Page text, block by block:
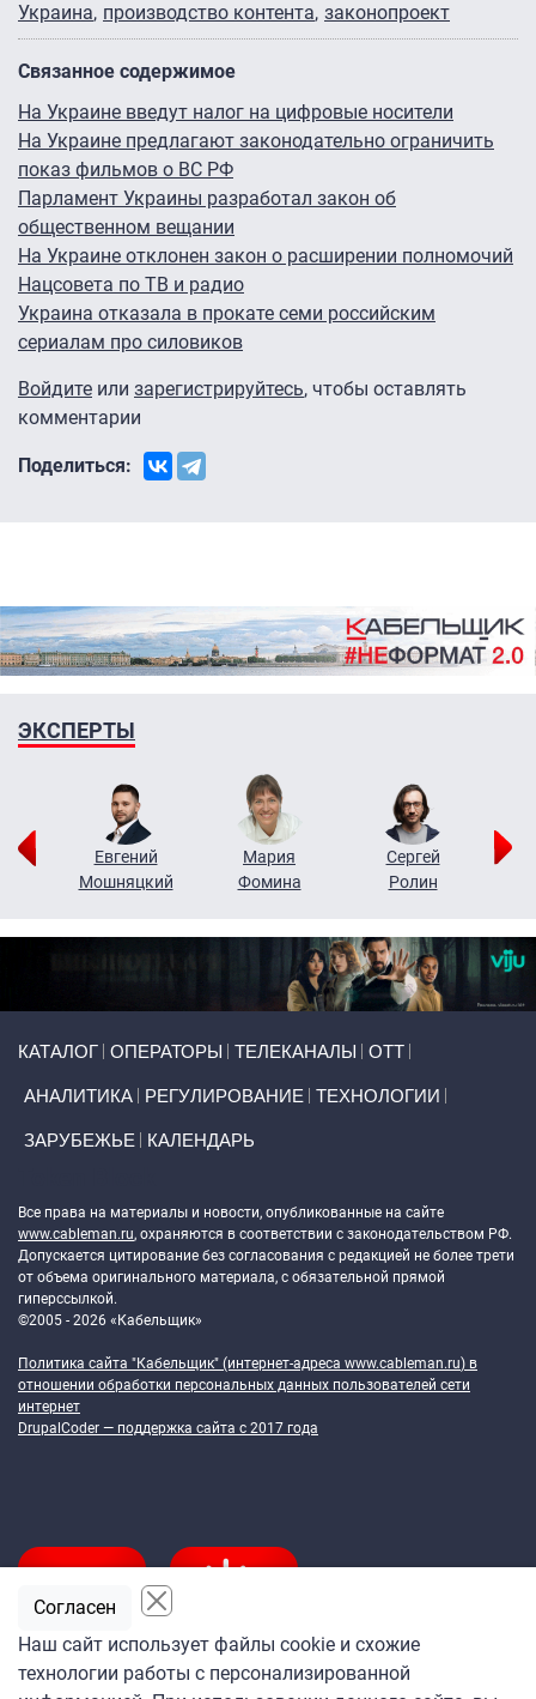
Украина производство контента законопроект
Связанное содержимое
На Украине введут налог на цифровые носители
На Украине предлагают законодательно ограничить
показ фильмов о ВС РФ
Парламент Украины разработал закон об
общественном вещании
На Украине отклонен закон о расширении полномочий
Нацсовета по ТВ и радио
Украина отказала в прокате семи российским
сериалам про силовиков
Войдите или зарегистрируйтесь, чтобы оставлять
комментарии
Поделиться:
ЭКСПЕРТЫ
Евгений
Мошняцкий
Мария
Фомина
Сергей
Ролин
КАТАЛОГ ОПЕРАТОРЫ ТЕЛЕКАНАЛЫ ОТТ
АНАЛИТИКА РЕГУЛИРОВАНИЕ ТЕХНОЛОГИИ
ЗАРУБЕЖЬЕ КАЛЕНДАРЬ
Все права на материалы и новости, опубликованные на сайте
www.cableman.ru, охраняются в соответствии с законодательством РФ.
Допускается цитирование без согласования с редакцией не более трети
от объема оригинального материала, с обязательной прямой
гиперссылкой.
©2005 - 2026 «Кабельщик»
Политика сайта "Кабельщик" (интернет-адреса www.cableman.ru) в
отношении обработки персональных данных пользователей сети
интернет
DrupalCoder — поддержка сайта c 2017 года
Наш сайт использует файлы cookie и схожие
технологии работы с персонализированной
Согласен